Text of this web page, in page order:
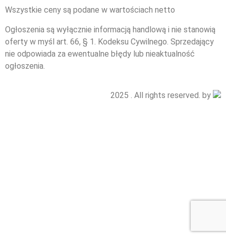
Wszystkie ceny są podane w wartościach netto
Ogłoszenia są wyłącznie informacją handlową i nie stanowią
oferty w myśl art. 66, § 1. Kodeksu Cywilnego. Sprzedający
nie odpowiada za ewentualne błędy lub nieaktualność
ogłoszenia.
2025 . All rights reserved. by